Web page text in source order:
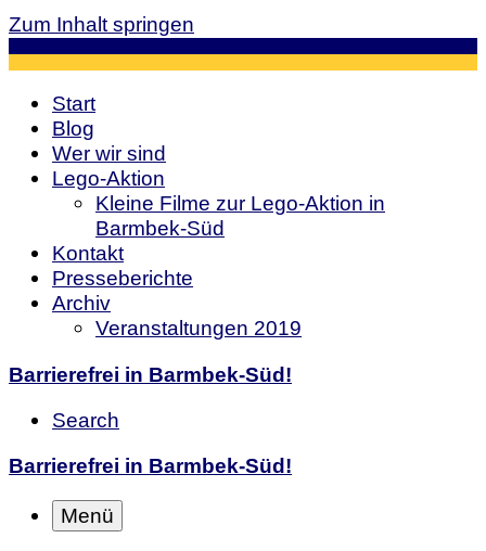
Zum Inhalt springen
Start
Blog
Wer wir sind
Lego-Aktion
Kleine Filme zur Lego-Aktion in
Barmbek-Süd
Kontakt
Presseberichte
Archiv
Veranstaltungen 2019
Barrierefrei in Barmbek-Süd!
Search
Barrierefrei in Barmbek-Süd!
Menü